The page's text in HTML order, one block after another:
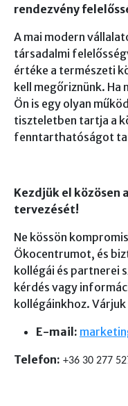
rendezvény
A mai modern
társadalmi
értéke a természeti
kell megőriznünk. Ha
Ön is egy olyan
tiszteletben tartja a
fenntarthatóságot
Kezdjük el közösen
tervezését!
Ne kössön
Ökocentrumot, és
kollégái és partnerei
kérdés vagy
kollégáinkhoz.
E-mail:
Telefon: +36 30 277